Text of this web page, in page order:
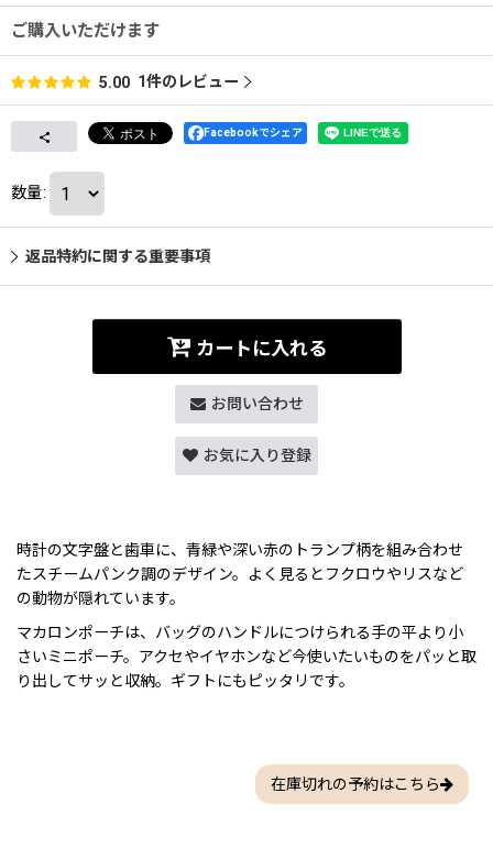
ご購入いただけます
5.00 1件のレビュー
Facebookでシェア
数量:
返品特約に関する重要事項
カートに入れる
お問い合わせ
お気に入り登録
時計の文字盤と歯車に、青緑や深い赤のトランプ柄を組み合わせ
たスチームパンク調のデザイン。よく見るとフクロウやリスなど
の動物が隠れています。
マカロンポーチは、バッグのハンドルにつけられる手の平より小
さいミニポーチ。アクセやイヤホンなど今使いたいものをパッと取
り出してサッと収納。ギフトにもピッタリです。
在庫切れの予約はこちら